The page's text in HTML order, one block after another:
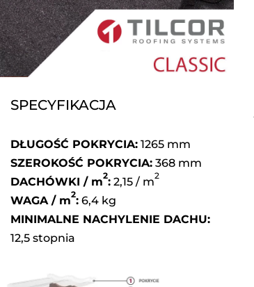
SPECYFIKACJA
DŁUGOŚĆ POKRYCIA: 1265 mm
SZEROKOŚĆ POKRYCIA: 368 mm
DACHÓWKI / m2: 2,15 / m2
WAGA / m2: 6,4 kg
MINIMALNE NACHYLENIE DACHU:
12,5 stopnia